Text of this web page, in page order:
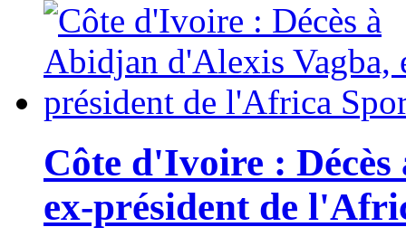
Côte d'Ivoire :
ex-président de